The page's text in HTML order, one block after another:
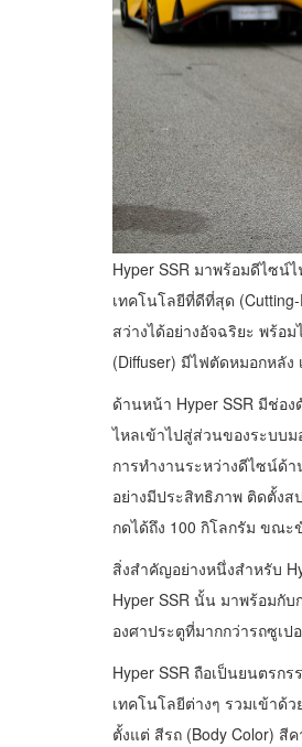
Hyper SSR มาพร้อมดีไซน์
เทคโนโลยีที่ดีที่สุด
สว่างได้อย่างอัจฉริยะ พร้อ
(Diffuser) มีไฟตัดหมอกหลัง
ด้านหน้า Hyper SSR มีช่อ
ไหลเข้าไปสู่ส่วนของระบบ
การทำงานระหว่างดีไซน์ด้
อย่างมีประสิทธิภาพ ติดตั้งส
กดได้ถึง 100 กิโลกรัม ขณะ
สิ่งสำคัญอย่างหนึ่งสำหรับ
Hyper SSR นั้น มาพร้อมกั
องศาประตูที่มากกว่ารถซูเ
Hyper SSR ถือเป็นยนตรก
เทคโนโลยีต่างๆ รวมเข้าด้
ตั้งแต่ สีรถ (Body Color) สี